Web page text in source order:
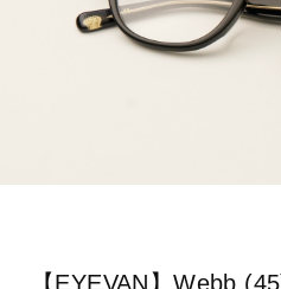
【EYEVAN】Webb